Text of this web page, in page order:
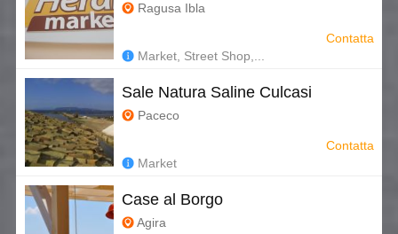
Ragusa Ibla
Market, Street Shop,...
Contatta
Sale Natura Saline Culcasi
Paceco
Market
Contatta
Case al Borgo
Agira